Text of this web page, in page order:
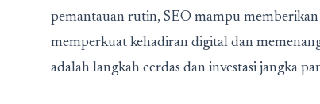
pemantauan rutin, SEO mampu
memperkuat kehadiran digital dan
adalah langkah cerdas dan investasi jangka